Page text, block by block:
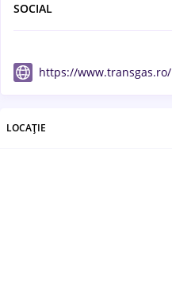
SOCIAL
https://www.transgas.ro/
LOCAȚIE